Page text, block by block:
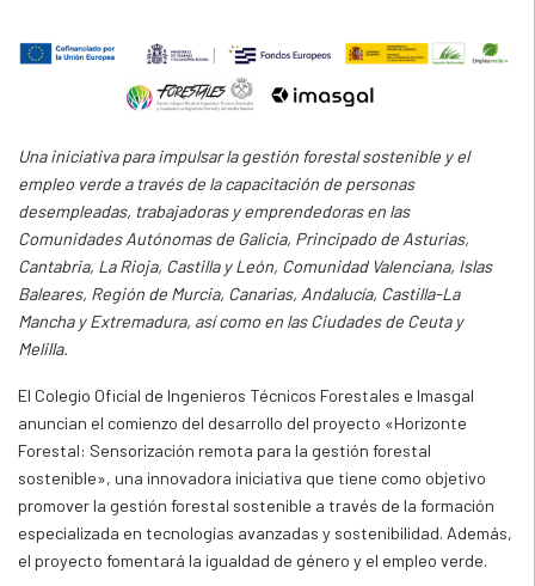
Una iniciativa para impulsar la gestión forestal sostenible y el
empleo verde a través de la capacitación de personas
desempleadas, trabajadoras y emprendedoras en las
Comunidades Autónomas de Galicia, Principado de Asturias,
Cantabria, La Rioja, Castilla y León, Comunidad Valenciana, Islas
Baleares, Región de Murcia, Canarias, Andalucía, Castilla-La
Mancha y Extremadura, así como en las Ciudades de Ceuta y
Melilla.
El Colegio Oficial de Ingenieros Técnicos Forestales e Imasgal
anuncian el comienzo del desarrollo del proyecto «Horizonte
Forestal: Sensorización remota para la gestión forestal
sostenible», una innovadora iniciativa que tiene como objetivo
promover la gestión forestal sostenible a través de la formación
especializada en tecnologías avanzadas y sostenibilidad. Además,
el proyecto fomentará la igualdad de género y el empleo verde.